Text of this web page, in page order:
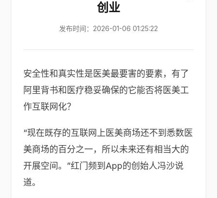
创业
发布时间：2026-01-06 01:25:22
安全性和真实性是医美最要害的要素，有了
阿里背书和医疗稳妥确保的它能否将医美工
作互联网化？
“现在既存的互联网上医美商场还不到悉数医
美商场的百分之一，所以未来还有相当大的
开展空间。”红门频到App的创始人冯沙说
道。